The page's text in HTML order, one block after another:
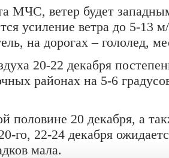
МЧС, ветер будет
усиление ветра до 5-13
на дорогах – гололед,
20-22 декабря
районах на 5-6
половине 20 декабря, а
го, 22-24 декабря
мала.